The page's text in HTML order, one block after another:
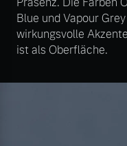
Blue und Vapour
wirkungsvolle
ist als Oberfläche.